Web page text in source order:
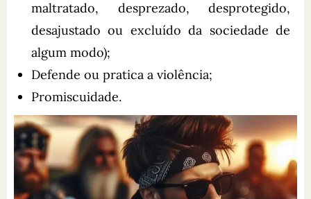
maltratado, desprezado, desprotegido,
desajustado ou excluído da sociedade de
algum modo);
Defende ou pratica a violência;
Promiscuidade.